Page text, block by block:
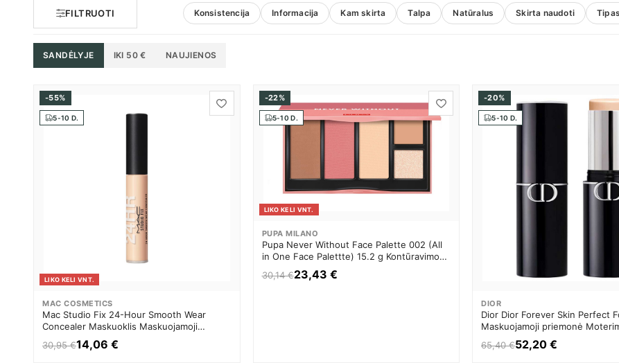
FILTRUOTI Konsistencija Informacija Kam skirta Talpa Natūralus Skirta naudoti Tipas
SANDĖLYJE IKI 50 € NAUJIENOS
-55%
5-10 D.
LIKO KELI VNT.
MAC COSMETICS
Mac Studio Fix 24-Hour Smooth Wear
Concealer Maskuoklis Maskuojamoji
priemonė Moterims
30,95 €14,06 €
-22%
5-10 D.
LIKO KELI VNT.
PUPA MILANO
Pupa Never Without Face Palette 002 (All
in One Face Palettte) 15.2 g Kontūravimo
paletė Moterims
30,14 €23,43 €
-20%
5-10 D.
DIOR
Dior Dior Forever Skin Perfect
Maskuojamoji priemonė
65,40 €52,20 €